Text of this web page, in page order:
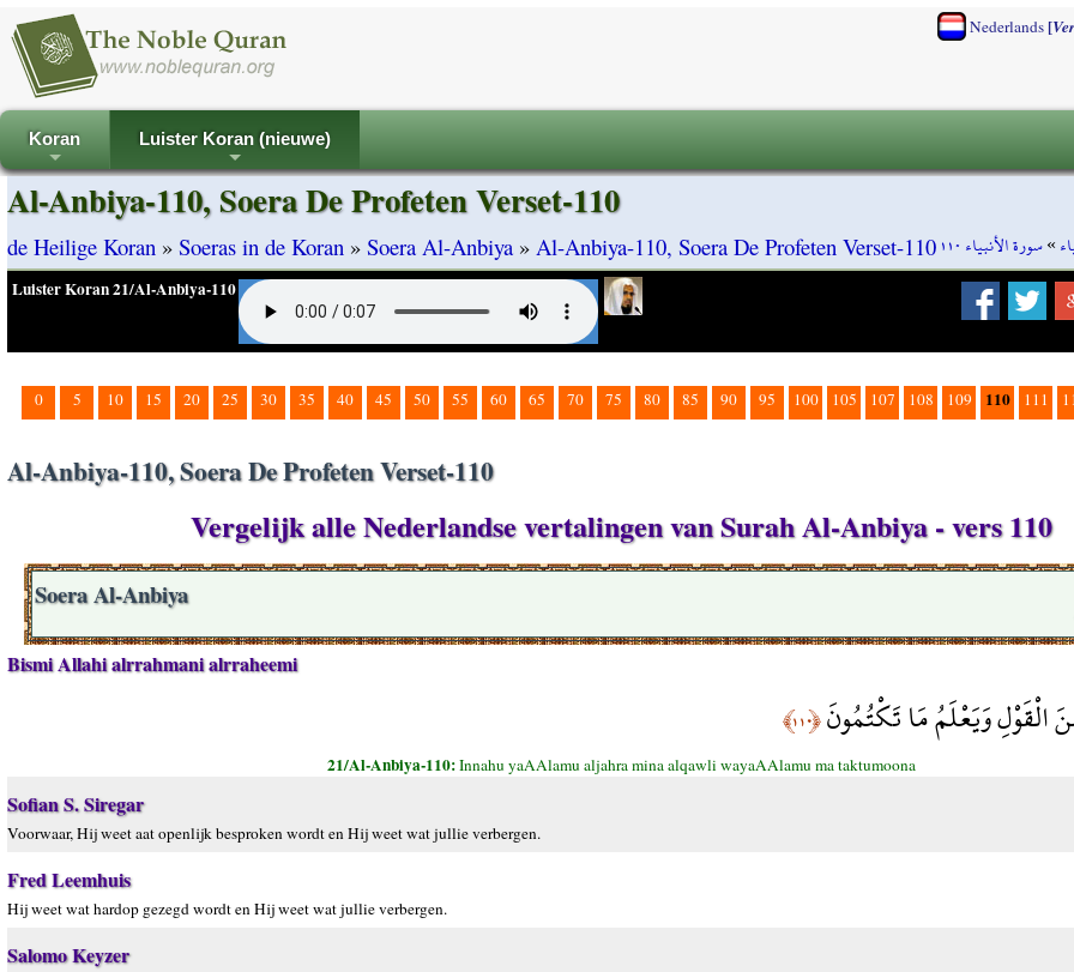
Nederlands[
+
Koran
+
Luister Koran (nieuwe)
»سورة الأنبياء ١١٠
Al-Anbiya-110, Soera De Profeten Verset-110
de Heilige Koran » Soeras in de Koran » Soera Al-Anbiya » Al-Anbiya-110, Soera De Profeten Verset-110
Luister Koran 21/Al-Anbiya-110
0 5 10 15 20 25 30 35 40 45 50 55 60 65 70 75 80 85 90 95 100 105 107 108 109 110 111
Al-Anbiya-110, Soera De Profeten Verset-110
Vergelijk alle Nederlandse vertalingen van Surah Al-Anbiya - vers 110
Soera Al-Anbiya
Bismi Allahi alrrahmani alrraheemi
الْقَوْلِ وَيَعْلَمُ مَا تَكْتُمُونَ﴿١١٠﴾
21/Al-Anbiya-110:Innahu yaAAlamu aljahra mina alqawli wayaAAlamu ma taktumoona
Sofian S. Siregar
Voorwaar, Hij weet aat openlijk besproken wordt en Hij weet wat jullie verbergen.
Fred Leemhuis
Hij weet wat hardop gezegd wordt en Hij weet wat jullie verbergen.
Salomo Keyzer